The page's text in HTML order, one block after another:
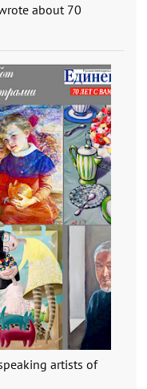
about 70
artists of